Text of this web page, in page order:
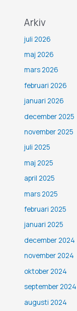
Arkiv
juli 2026
maj 2026
mars 2026
februari 2026
januari 2026
december 2025
november 2025
juli 2025
maj 2025
april 2025
mars 2025
februari 2025
januari 2025
december 2024
november 2024
oktober 2024
september 2024
augusti 2024